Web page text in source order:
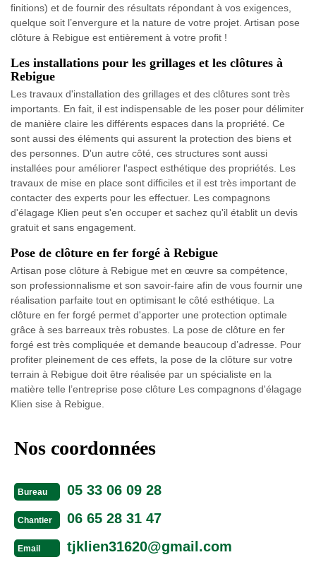
finitions) et de fournir des résultats répondant à vos exigences,
quelque soit l’envergure et la nature de votre projet. Artisan pose
clôture à Rebigue est entièrement à votre profit !
Les installations pour les grillages et les clôtures à
Rebigue
Les travaux d'installation des grillages et des clôtures sont très
importants. En fait, il est indispensable de les poser pour délimiter
de manière claire les différents espaces dans la propriété. Ce
sont aussi des éléments qui assurent la protection des biens et
des personnes. D'un autre côté, ces structures sont aussi
installées pour améliorer l'aspect esthétique des propriétés. Les
travaux de mise en place sont difficiles et il est très important de
contacter des experts pour les effectuer. Les compagnons
d'élagage Klien peut s'en occuper et sachez qu'il établit un devis
gratuit et sans engagement.
Pose de clôture en fer forgé à Rebigue
Artisan pose clôture à Rebigue met en œuvre sa compétence,
son professionnalisme et son savoir-faire afin de vous fournir une
réalisation parfaite tout en optimisant le côté esthétique. La
clôture en fer forgé permet d'apporter une protection optimale
grâce à ses barreaux très robustes. La pose de clôture en fer
forgé est très compliquée et demande beaucoup d’adresse. Pour
profiter pleinement de ces effets, la pose de la clôture sur votre
terrain à Rebigue doit être réalisée par un spécialiste en la
matière telle l’entreprise pose clôture Les compagnons d'élagage
Klien sise à Rebigue.
Nos coordonnées
Bureau 05 33 06 09 28
Chantier 06 65 28 31 47
Email tjklien31620@gmail.com